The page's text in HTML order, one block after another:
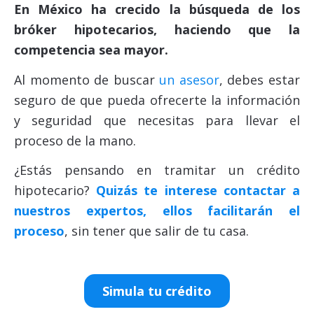
En México ha crecido la búsqueda de los
bróker hipotecarios, haciendo que la
competencia sea mayor.
Al momento de buscar un asesor, debes estar
seguro de que pueda ofrecerte la información
y seguridad que necesitas para llevar el
proceso de la mano.
¿Estás pensando en tramitar un crédito
hipotecario? Quizás te interese contactar a
nuestros expertos, ellos facilitarán el
proceso, sin tener que salir de tu casa.
Simula tu crédito